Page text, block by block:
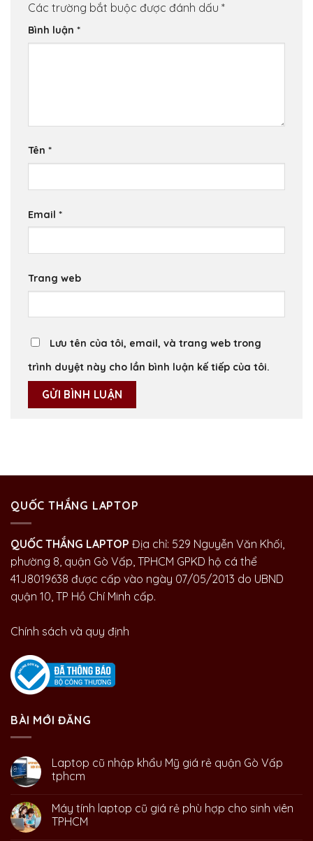
Các trường bắt buộc được đánh dấu *
Bình luận *
Tên *
Email *
Trang web
Lưu tên của tôi, email, và trang web trong
trình duyệt này cho lần bình luận kế tiếp của tôi.
QUỐC THẮNG LAPTOP
QUỐC THẮNG LAPTOP Địa chỉ: 529 Nguyễn Văn Khối,
phường 8, quận Gò Vấp, TPHCM GPKD hộ cá thể
41J8019638 được cấp vào ngày 07/05/2013 do UBND
quận 10, TP Hồ Chí Minh cấp.
Chính sách và quy định
BÀI MỚI ĐĂNG
Laptop cũ nhập khẩu Mỹ giá rẻ quận Gò Vấp
tphcm
Máy tính laptop cũ giá rẻ phù hợp cho sinh viên
TPHCM